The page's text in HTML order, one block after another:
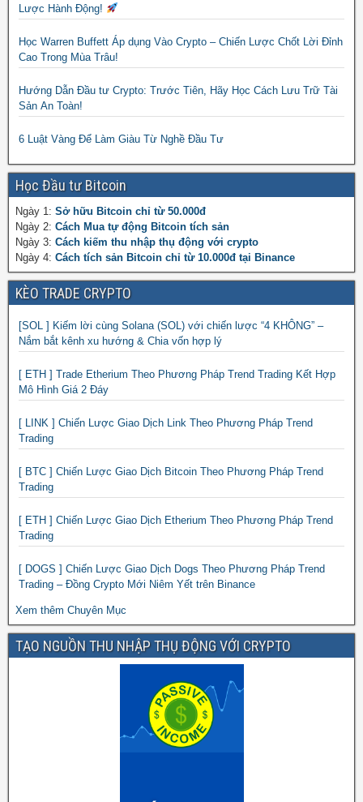
Lược Hành Động!
Học Warren Buffett Áp dụng Vào Crypto – Chiến Lược Chốt Lời Đỉnh
Cao Trong Mùa Trâu!
Hướng Dẫn Đầu tư Crypto: Trước Tiên, Hãy Học Cách Lưu Trữ Tài
Sản An Toàn!
6 Luật Vàng Để Làm Giàu Từ Nghề Đầu Tư
Học Đầu tư Bitcoin
Ngày 1: Sở hữu Bitcoin chỉ từ 50.000đ
Ngày 2: Cách Mua tự động Bitcoin tích sản
Ngày 3: Cách kiếm thu nhập thụ động với crypto
Ngày 4: Cách tích sản Bitcoin chỉ từ 10.000đ tại Binance
KÈO TRADE CRYPTO
[SOL ] Kiếm lời cùng Solana (SOL) với chiến lược “4 KHÔNG” –
Nắm bắt kênh xu hướng & Chia vốn hợp lý
[ ETH ] Trade Etherium Theo Phương Pháp Trend Trading Kết Hợp
Mô Hình Giá 2 Đáy
[ LINK ] Chiến Lược Giao Dịch Link Theo Phương Pháp Trend
Trading
[ BTC ] Chiến Lược Giao Dịch Bitcoin Theo Phương Pháp Trend
Trading
[ ETH ] Chiến Lược Giao Dịch Etherium Theo Phương Pháp Trend
Trading
[ DOGS ] Chiến Lược Giao Dịch Dogs Theo Phương Pháp Trend
Trading – Đồng Crypto Mới Niêm Yết trên Binance
Xem thêm Chuyên Mục
TẠO NGUỒN THU NHẬP THỤ ĐỘNG VỚI CRYPTO